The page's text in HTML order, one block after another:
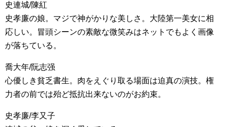
史連城/陳紅
史孝廉の娘。マジで神がかりな美しさ。大陸第一美女に相
応しい。冒頭シーンの素敵な微笑みはネットでもよく画像
が落ちている。
喬大年/阮志强
心優しき貧乏書生。肉をえぐり取る場面は迫真の演技。権
力者の前では殆ど抵抗出来ないのがお約束。
史孝廉/李又子